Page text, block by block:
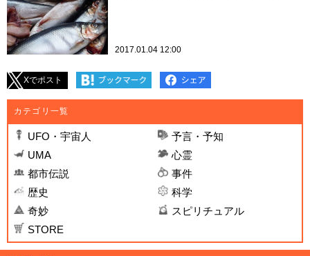
2017.01.04 12:00
Xでポスト
カテゴリ一覧
UFO・宇宙人
予言・予知
UMA
心霊
都市伝説
事件
歴史
科学
奇妙
スピリチュアル
STORE